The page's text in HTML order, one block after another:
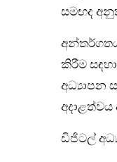
සමඟද
කිරීම
අධ්‍යාපන
ඩිජිටල්